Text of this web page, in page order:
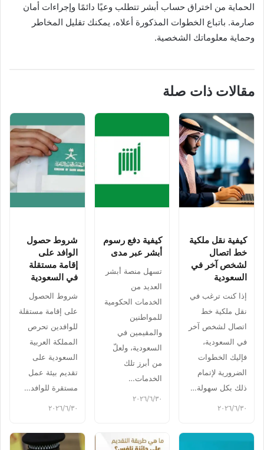
الحماية من اختراق حساب أبشر تتطلب وعيًا دائمًا وإجراءات أمان
صارمة. باتباع الخطوات المذكورة أعلاه، يمكنك تقليل المخاطر
وحماية معلوماتك الشخصية.
مقالات ذات صلة
كيفية نقل ملكية
خط اتصال
لشخص آخر في
السعودية
إذا كنت ترغب في
نقل ملكية خط
اتصال لشخص آخر
في السعودية،
فإليك الخطوات
الضرورية لإتمام
ذلك بكل سهولة…
٣٠‏/٦‏/٢٠٢٦
كيفية دفع رسوم
أبشر عبر مدى
تسهل منصة أبشر
العديد من
الخدمات الحكومية
للمواطنين
والمقيمين في
السعودية، ولعلّ
من أبرز تلك
الخدمات…
٣٠‏/٦‏/٢٠٢٦
شروط حصول
الوافد على
إقامة مستقلة
في السعودية
شروط الحصول
على إقامة مستقلة
للوافدين تحرص
المملكة العربية
السعودية على
تقديم بيئة عمل
مستقرة للوافد…
٣٠‏/٦‏/٢٠٢٦